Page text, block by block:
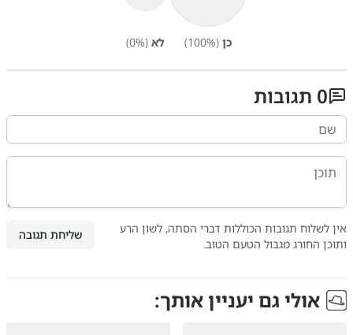
כן (
100%) לא (
0%)
0 תגובות
אין לשלוח תגובות הכוללות דברי הסתה, לשון הרע
ותוכן החורג מגבול הטעם הטוב.
שליחת תגובה
אולי גם יעניין אותך: